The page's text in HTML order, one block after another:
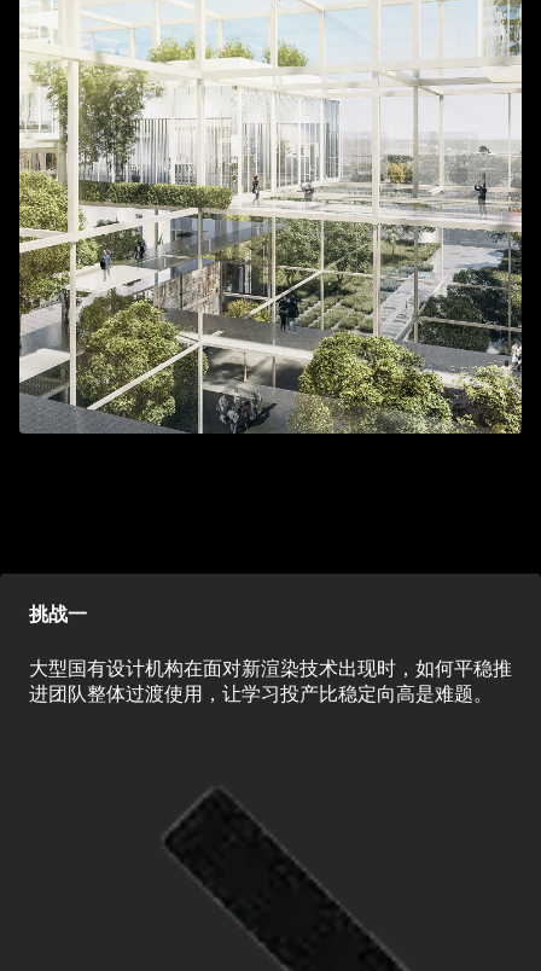
挑战一
大型国有设计机构在面对新渲染技术出现时，如何平稳推
进团队整体过渡使用，让学习投产比稳定向高是难题。